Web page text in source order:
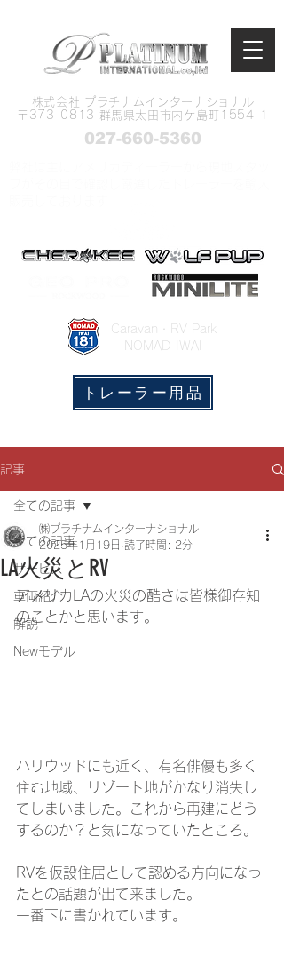
株式会社 プラチナムインターナショナル
​〒373-0813 群馬県太田市内ケ島町1554-1
トレーラー用品
​Caravan・RV Park
NOMAD IWAI
027-660-5360
記事
全ての記事
サービス
車両紹介
解説
Newモデル
全ての記事
LA火災とRV
㈱プラチナムインターナショナル
2025年1月19日 読了時間: 2分
アメリカLAの火災の酷さは皆様御存知
のことかと思います。
ハリウッドにも近く、有名俳優も多く
住む地域、リゾート地がかなり消失し
てしまいました。これから再建にどう
するのか？と気になっていたところ。
RVを仮設住居として認める方向になっ
たとの話題が出て来ました。
一番下に書かれています。